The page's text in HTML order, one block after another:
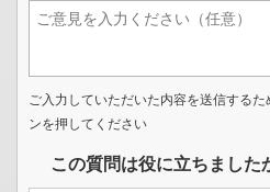
ご入力していただいた内容を送信する
ンを押してください
この質問は役に立ちました